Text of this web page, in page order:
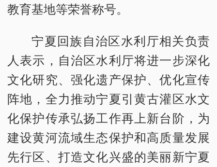
教育基地等荣誉称号。
宁夏回族自治区水利厅相关负责
人表示，自治区水利厅将进一步深化
文化研究、强化遗产保护、优化宣传
阵地，全力推动宁夏引黄古灌区水文
化保护传承弘扬工作再上新台阶，为
建设黄河流域生态保护和高质量发展
先行区、打造文化兴盛的美丽新宁夏